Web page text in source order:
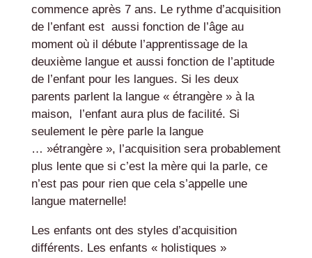
commence après 7 ans. Le rythme d’acquisition
de l’enfant est aussi fonction de l’âge au
moment où il débute l’apprentissage de la
deuxième langue et aussi fonction de l’aptitude
de l’enfant pour les langues. Si les deux
parents parlent la langue « étrangère » à la
maison, l’enfant aura plus de facilité. Si
seulement le père parle la langue
… »étrangère », l’acquisition sera probablement
plus lente que si c’est la mère qui la parle, ce
n’est pas pour rien que cela s’appelle une
langue maternelle!
Les enfants ont des styles d’acquisition
différents. Les enfants « holistiques »